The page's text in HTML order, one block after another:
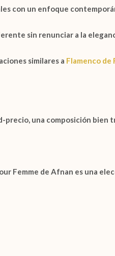
con un enfoque
sin renunciar a la
similares a Flamenco de
una composición bien
Femme de Afnan es una